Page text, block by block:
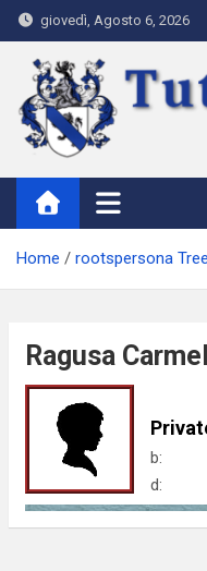
Skip
to
content
giovedì, Agosto 6, 2026
Tutti i Cioni
Where Cioni`s come from
Home rootspersona Tree
Ragusa
b:
d: